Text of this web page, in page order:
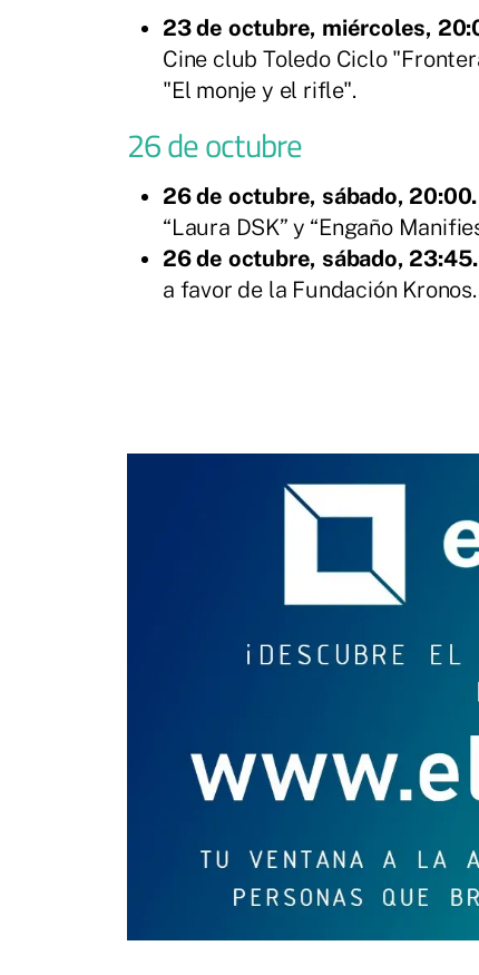
23 de octubre, miércoles,
Cine club Toledo Ciclo
"El monje y el rifle".
26 de octubre
26 de octubre, sábado,
“Laura DSK” y “Engaño
26 de octubre, sábado,
a favor de la Fundación Kronos.